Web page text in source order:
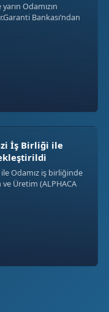
Odamızın
Bankası’ndan
İş Birliği ile
Odamız iş birliğinde
Üretim (ALPHACA